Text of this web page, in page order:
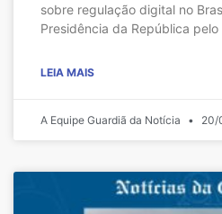
sobre regulação digital no
Presidência da República pelo
LEIA MAIS
A Equipe Guardiã da Notícia 20/